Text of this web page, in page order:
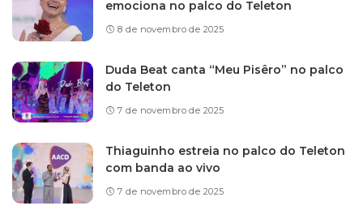
emociona no palco do Teleton
8 de novembro de 2025
Duda Beat canta “Meu Pisêro” no palco
do Teleton
7 de novembro de 2025
Thiaguinho estreia no palco do Teleton
com banda ao vivo
7 de novembro de 2025